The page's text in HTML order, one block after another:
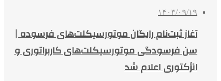
۱۴۰۳/۰۹/۱۹
آغاز ثبت‌نام رایگان موتورسیکلت‌های فرسوده |
سن فرسودگی موتورسیکلت‌های کاربراتوری و
انژکتوری اعلام شد